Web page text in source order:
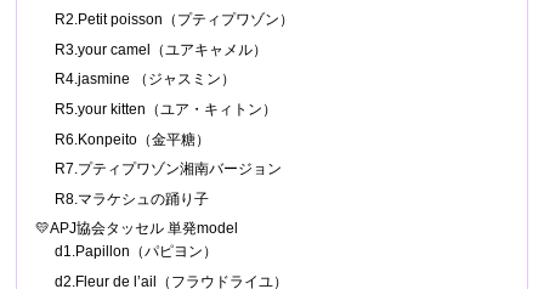
R2.Petit poisson（プティプワゾン）
R3.your camel（ユアキャメル）
R4.jasmine （ジャスミン）
R5.your kitten（ユア・キィトン）
R6.Konpeito（金平糖）
R7.プティプワゾン湘南バージョン
R8.マラケシュの踊り子
💛APJ協会タッセル 単発model
d1.Papillon（パピヨン）
d2.Fleur de l’ail（フラウドライユ）